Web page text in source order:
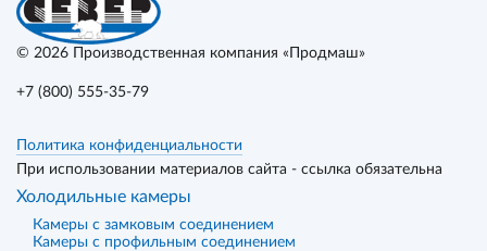
© 2026 Производственная компания «Продмаш»
+7 (800) 555-35-79
Политика конфиденциальности
При использовании материалов сайта - ссылка обязательна
Холодильные камеры
Камеры с замковым соединением
Камеры с профильным соединением